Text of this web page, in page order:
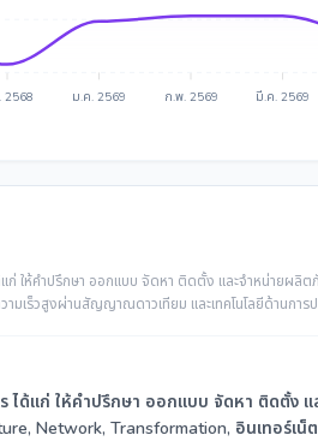
2568 ม.ค. 2569 ก.พ. 2569 มี.ค. 2569
ให้คำปรึกษา ออกแบบ จัดหา ติดตั้ง และจำหน่ายผลิต
เร็วสูงผ่านสัญญาณดาวเทียม และเทคโนโลยีด้านการ
ได้แก่ ให้คำปรึกษา ออกแบบ จัดหา ติดตั้
Network, Transformation, อินเทอร์